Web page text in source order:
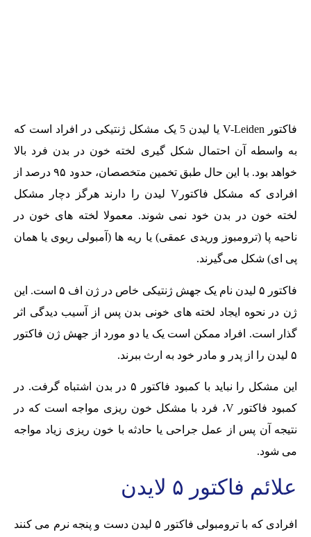
فاکتور V-Leiden یا لیدن 5 یک مشکل ژنتیکی در افراد است که
به واسطه آن احتمال شکل گیری لخته خون در بدن فرد بالا
خواهد بود. با این حال طبق تخمین متخصصان، حدود ۹۵ درصد از
افرادی که مشکل فاکتورV لیدن را دارند هرگز دچار مشکل
لخته خون در بدن خود نمی شوند. معمولا لخته های خون در
ناحیه پا (ترومبوز وریدی عمقی) یا ریه ها (آمبولی ریوی یا همان
پی ای) شکل می‌گیرند.
فاکتور ۵ لیدن نام یک جهش ژنتیکی خاص در ژن اف ۵ است. این
ژن در نحوه ایجاد لخته های خونی بدن پس از آسیب دیدگی اثر
گذار است. افراد ممکن است یک یا دو مورد از جهش ژن فاکتور
۵ لیدن را از پدر و مادر خود به ارث ببرند.
این مشکل را نباید با کمبود فاکتور ۵ در بدن اشتباه گرفت. در
کمبود فاکتور V، فرد با مشکل خون ریزی مواجه است که در
نتیجه آن پس از عمل جراحی یا حادثه با خون ریزی زیاد مواجه
می شود.
علائم فاکتور ۵ لایدن
افرادی که با ترومبولی فاکتور ۵ لیدن دست و پنجه نرم می کنند